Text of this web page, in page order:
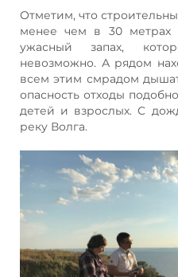
Отметим, что
менее чем в 30 метрах
ужасный запах,
невозможно. А рядом
всем этим смрадом
опасность отходы
детей и взрослых. С
реку Волга.